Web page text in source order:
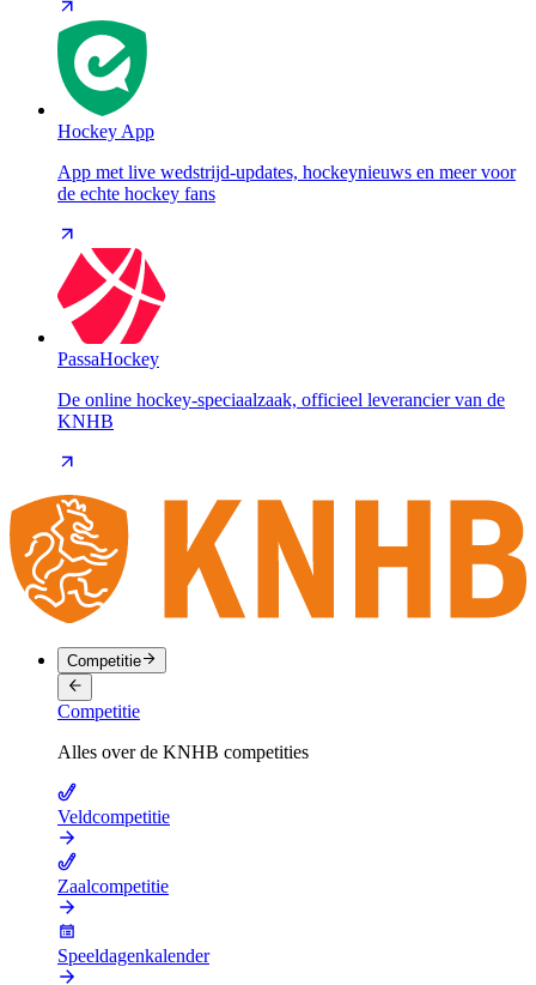
Hockey App
App met live wedstrijd-updates, hockeynieuws en meer voor
de echte hockey fans
PassaHockey
De online hockey-speciaalzaak, officieel leverancier van de
KNHB
Competitie
Competitie
Alles over de KNHB competities
Veldcompetitie
Zaalcompetitie
Speeldagenkalender